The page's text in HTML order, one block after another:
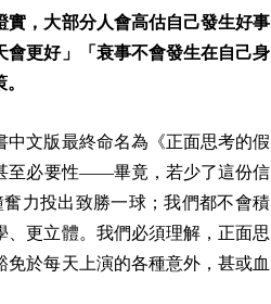
，大部分人會高估自己發生好事
會更好」「衰事不會發生在自己身
文版最終命名為《正面思考的假
至必要性——畢竟，若少了這份信
力投出致勝一球；我們都不會積
更立體。我們必須理解，正面思
於每天上演的各種意外，甚或血